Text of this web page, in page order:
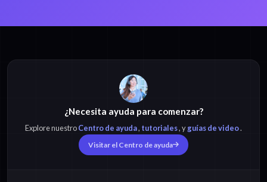
M4A en Francés a
texto
OPUS en Francés a
texto
¿Necesita ayuda para comenzar?
Explore nuestroCentro de ayuda, tutoriales, yguías de video.
Visitar el Centro de ayuda